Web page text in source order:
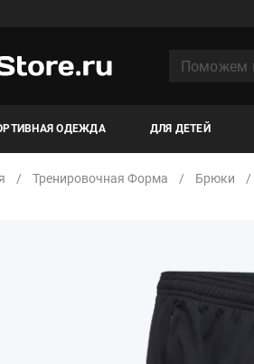
ОДЕЖДА ДЛЯ ДЕТЕЙ
Тренировочная Форма Брюки